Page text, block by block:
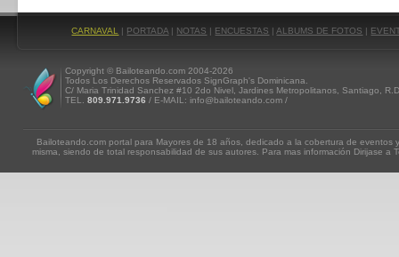
CARNAVAL | PORTADA | NOTAS | ENCUESTAS |ALBUMS DE FOTOS |
Copyright © Bailoteando.com 2004-2026
Todos Los Derechos Reservados SignGraph's Dominicana.
C/ Maria Trinidad Sanchez #10 2do Nivel, Jardines Metropolitanos, Santiago, R.D
TEL. 809.971.9736 / E-MAIL: info@bailoteando.com /
Bailoteando.com portal para Mayores de 18 años, dedicado a la cobertura de
misma, siendo de total responsabilidad de sus autores. Para mas información Dirijase a